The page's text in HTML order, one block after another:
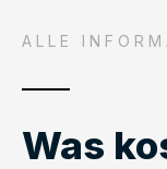
ALLE
Was